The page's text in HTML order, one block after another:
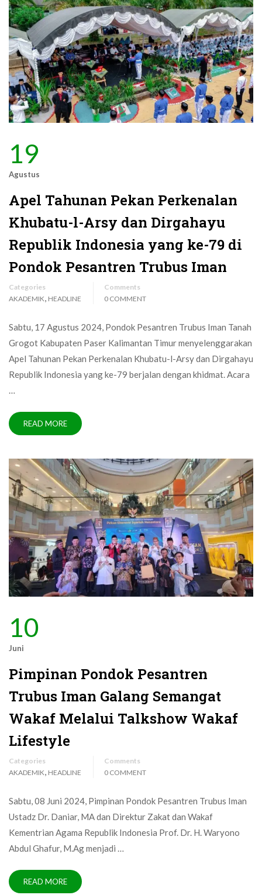
19
Agustus
Apel Tahunan Pekan Perkenalan
Khubatu-l-Arsy dan Dirgahayu
Republik Indonesia yang ke-79 di
Pondok Pesantren Trubus Iman
Categories
AKADEMIK, HEADLINE
Comments
0 COMMENT
Sabtu, 17 Agustus 2024, Pondok Pesantren Trubus Iman Tanah
Grogot Kabupaten Paser Kalimantan Timur menyelenggarakan
Apel Tahunan Pekan Perkenalan Khubatu-l-Arsy dan Dirgahayu
Republik Indonesia yang ke-79 berjalan dengan khidmat. Acara
…
READ MORE
10
Juni
Pimpinan Pondok Pesantren
Trubus Iman Galang Semangat
Wakaf Melalui Talkshow Wakaf
Lifestyle
Categories
AKADEMIK HEADLINE
Comments
0 COMMENT
Sabtu, 08 Juni 2024, Pimpinan Pondok Pesantren Trubus Iman
Ustadz Dr. Daniar, MA dan Direktur Zakat dan Wakaf
Kementrian Agama Republik Indonesia Prof. Dr. H. Waryono
Abdul Ghafur, M.Ag menjadi …
READ MORE